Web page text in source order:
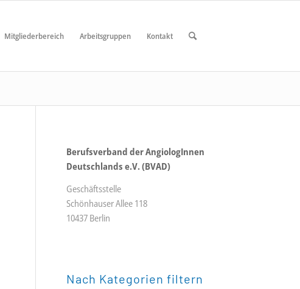
Mitgliederbereich Arbeitsgruppen Kontakt
Berufsverband der AngiologInnen
Deutschlands e.V. (BVAD)
Geschäftsstelle
Schönhauser Allee 118
10437 Berlin
Nach Kategorien filtern